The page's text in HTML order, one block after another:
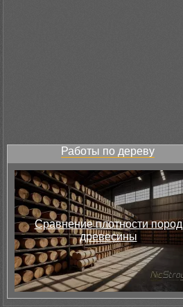
Работы по дереву
Сравнение плотности пород
древесины